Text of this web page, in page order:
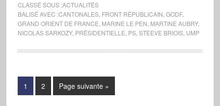
CLASSÉ SOUS :ACTUALITÉS
BALISÉ AVEC :CANTONALES, FRONT RÉPUBLICAIN GODF,
GRAND ORIENT DE FRANCE MARINE LE PEN MARTINE AUBRY,
NICOLAS SARKOZY, PRÉSIDENTIELLE PS, STEEVE BRIOIS, UMP
1 2 Page suivante »